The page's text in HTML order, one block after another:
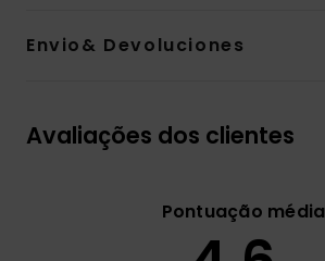
Envio& Devoluciones
Avaliações dos clientes
Pontuação média